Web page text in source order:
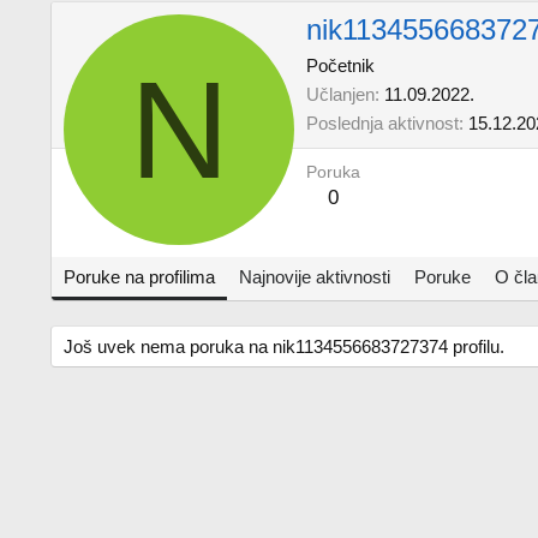
N
Početnik
Učlanjen 11.09.2022.
Poslednja aktivnost
Poruka
0
Poruke na profilima Najnovije aktivnosti Poruke O
Još uvek nema poruka na nik1134556683727374 profilu.